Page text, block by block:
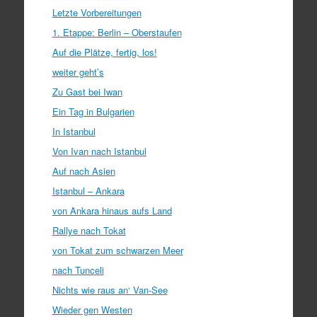
Letzte Vorbereitungen
1. Etappe: Berlin – Oberstaufen
Auf die Plätze, fertig, los!
weiter geht’s
Zu Gast bei Iwan
Ein Tag in Bulgarien
In Istanbul
Von Ivan nach Istanbul
Auf nach Asien
Istanbul – Ankara
von Ankara hinaus aufs Land
Rallye nach Tokat
von Tokat zum schwarzen Meer
nach Tunceli
Nichts wie raus an‘ Van-See
Wieder gen Westen